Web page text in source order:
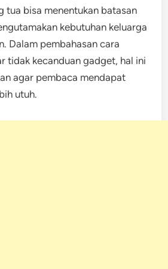
tua bisa menentukan batasan
kebutuhan keluarga
Dalam pembahasan cara
tidak kecanduan gadget, hal ini
agar pembaca mendapat
utuh.